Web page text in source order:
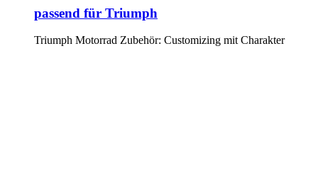
passend für Triumph
Triumph Motorrad Zubehör: Customizing mit Charakter